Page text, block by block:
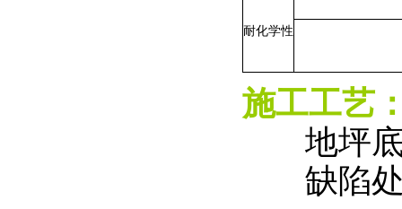
耐化学性
施工工艺
地坪
缺陷